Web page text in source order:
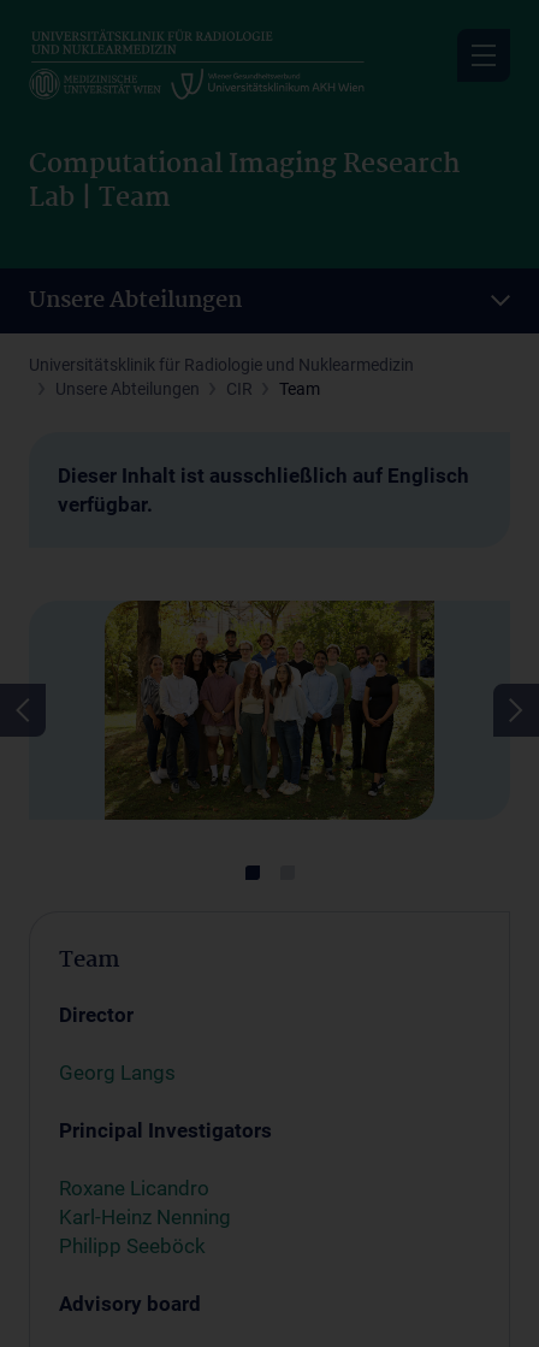
main
content
Computational Imaging Research
Lab | Team
Unsere Abteilungen
Universitätsklinik für Radiologie und Nuklearmedizin
Unsere Abteilungen
CIR Team
Dieser Inhalt ist ausschließlich auf Englisch
verfügbar.
Team
Director
Georg Langs
Principal Investigators
Roxane Licandro
Karl-Heinz Nenning
Philipp Seeböck
Advisory board